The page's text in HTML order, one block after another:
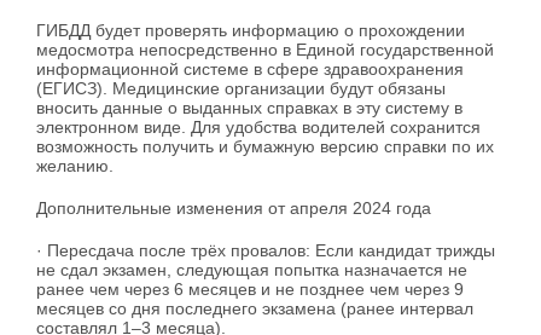
ГИБДД будет проверять информацию о прохождении
медосмотра непосредственно в Единой государственной
информационной системе в сфере здравоохранения
(ЕГИСЗ). Медицинские организации будут обязаны
вносить данные о выданных справках в эту систему в
электронном виде. Для удобства водителей сохранится
возможность получить и бумажную версию справки по их
желанию.
Дополнительные изменения от апреля 2024 года
· Пересдача после трёх провалов: Если кандидат трижды
не сдал экзамен, следующая попытка назначается не
ранее чем через 6 месяцев и не позднее чем через 9
месяцев со дня последнего экзамена (ранее интервал
составлял 1–3 месяца).